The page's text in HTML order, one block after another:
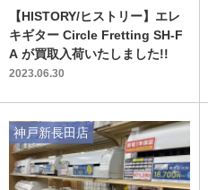
【HISTORY/ヒストリー】エレ
キギター Circle Fretting SH-F
A が買取入荷いたしました!!
2023.06.30
神戸新長田店